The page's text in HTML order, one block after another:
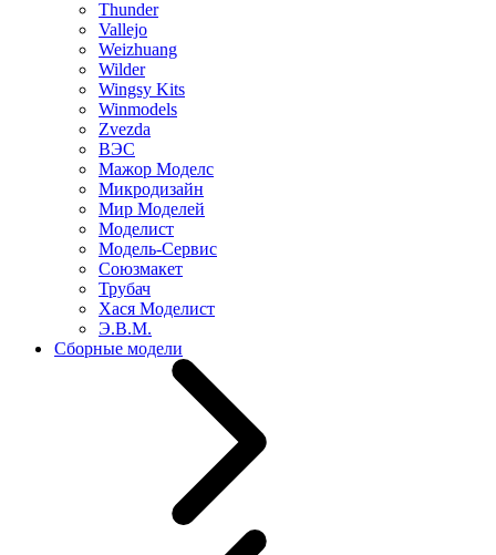
Thunder
Vallejo
Weizhuang
Wilder
Wingsy Kits
Winmodels
Zvezda
ВЭС
Мажор Моделс
Микродизайн
Мир Моделей
Моделист
Модель-Сервис
Союзмакет
Трубач
Хася Моделист
Э.В.М.
Сборные модели